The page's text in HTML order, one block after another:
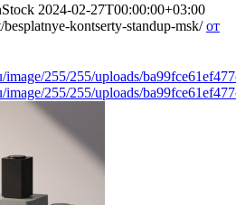
2024-02-27T00:00:00+03:00
kontserty-standup-msk/ от
image/255/255/uploads/
image/255/255/uploads/